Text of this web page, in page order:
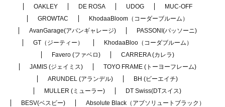
OAKLEY DE ROSA UDOG
MUC-OFF
GROWTAC
KhodaaBloom（コーダーブルーム）
AvanGarage(アバンギャレージ)
PASSONI(パッソーニ)
GT（ジーティー）
KhodaaBloo（コーダブルーム）
Favero (ファベロ)
CARRERA (カレラ)
JAMIS (ジェイミス)
TOYO FRAME (トーヨーフレーム)
ARUNDEL (アランデル)
BH (ビーエイチ)
MULLER (ミューラー)
DT Swiss(DTスイス)
BESV(ベスビー)
Absolute Black（アブソリュートブラック）